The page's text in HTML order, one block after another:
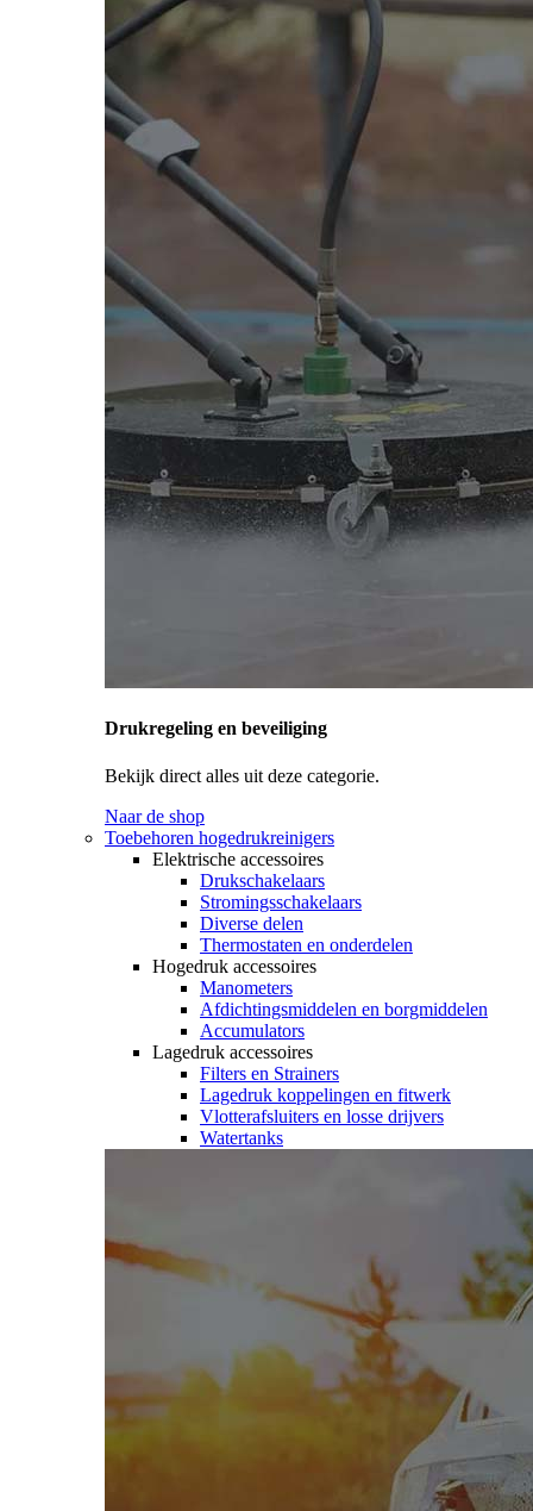
Drukregeling en beveiliging
Bekijk direct alles uit deze categorie.
Naar de shop
Toebehoren hogedrukreinigers
Elektrische accessoires
Drukschakelaars
Stromingsschakelaars
Diverse delen
Thermostaten en onderdelen
Hogedruk accessoires
Manometers
Afdichtingsmiddelen en borgmiddelen
Accumulators
Lagedruk accessoires
Filters en Strainers
Lagedruk koppelingen en fitwerk
Vlotterafsluiters en losse drijvers
Watertanks